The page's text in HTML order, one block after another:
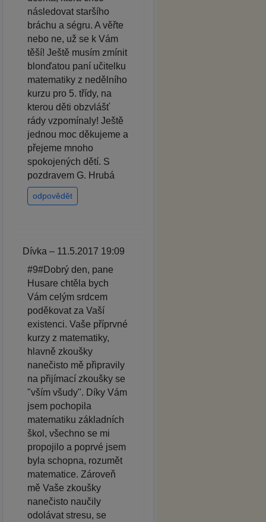
následovat staršího
bráchu a ségru. A věřte
nebo ne, už se k Vám
těší! Ještě musím zmínit
blonďatou paní učitelku
matematiky z nedělního
kurzu pro 5. třídy, na
kterou děti obzvlášť
rády vzpomínaly! Ještě
jednou moc děkujeme a
přejeme mnoho
spokojených dětí. S
pozdravem G. Hrubá
odpovědět
Dívka – 11.5.2017 19:09
#9#Dobrý den, pane
Husare chtěla bych
Vám celým srdcem
poděkovat za Vaší
existenci. Vaše příprvné
kurzy z matematiky,
hlavně zkoušky
nanečisto mě připravily
na přijímací zkoušky se
"vším všudy". Díky Vám
jsem pochopila
matematiku základních
škol, všechno se mi
propojilo a poprvé jsem
byla schopna, rozumět
matematice. Zároveň
mě Vaše zkoušky
nanečisto naučily
odolávat stresu, se